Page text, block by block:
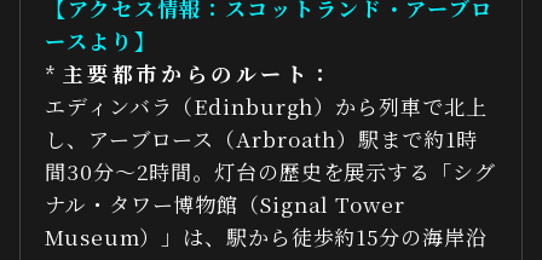
【アクセス情報：スコットランド・アーブロ
ースより】
* 主要都市からのルート：
エディンバラ（Edinburgh）から列車で北上
し、アーブロース（Arbroath）駅まで約1時
間30分～2時間。灯台の歴史を展示する「シグ
ナル・タワー博物館（Signal Tower
Museum）」は、駅から徒歩約15分の海岸沿